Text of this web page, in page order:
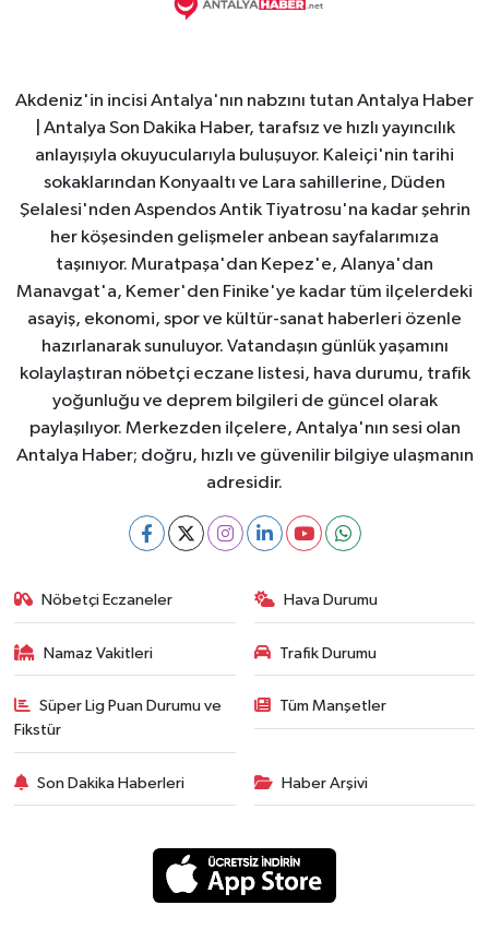
Akdeniz'in incisi Antalya'nın nabzını tutan Antalya Haber
| Antalya Son Dakika Haber, tarafsız ve hızlı yayıncılık
anlayışıyla okuyucularıyla buluşuyor. Kaleiçi'nin tarihi
sokaklarından Konyaaltı ve Lara sahillerine, Düden
Şelalesi'nden Aspendos Antik Tiyatrosu'na kadar şehrin
her köşesinden gelişmeler anbean sayfalarımıza
taşınıyor. Muratpaşa'dan Kepez'e, Alanya'dan
Manavgat'a, Kemer'den Finike'ye kadar tüm ilçelerdeki
asayiş, ekonomi, spor ve kültür-sanat haberleri özenle
hazırlanarak sunuluyor. Vatandaşın günlük yaşamını
kolaylaştıran nöbetçi eczane listesi, hava durumu, trafik
yoğunluğu ve deprem bilgileri de güncel olarak
paylaşılıyor. Merkezden ilçelere, Antalya'nın sesi olan
Antalya Haber; doğru, hızlı ve güvenilir bilgiye ulaşmanın
adresidir.
Nöbetçi Eczaneler Hava Durumu
Namaz Vakitleri Trafik Durumu
Süper Lig Puan Durumu ve
Fikstür
Tüm Manşetler
Son Dakika Haberleri Haber Arşivi